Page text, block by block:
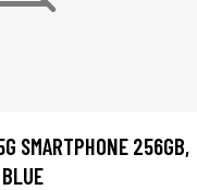
SMARTPHONE 256GB,
BLUE